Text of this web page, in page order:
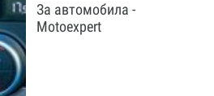
За автомобила -
Motoexpert